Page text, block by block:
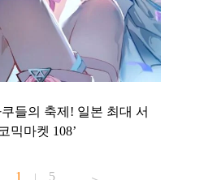
들의 축제! 일본 최대 서
믹마켓 108’
1 | 5